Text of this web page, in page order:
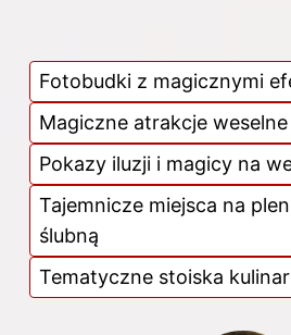
Fotobudki z magicznymi
Magiczne atrakcje weselne
Pokazy iluzji i magicy na
Tajemnicze miejsca na
ślubną
Tematyczne stoiska